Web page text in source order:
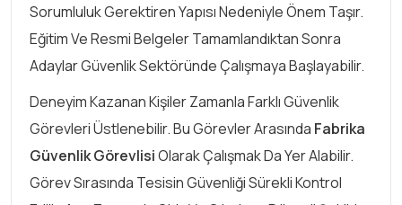
Sorumluluk Gerektiren Yapısı Nedeniyle Önem Taşır.
Eğitim Ve Resmi Belgeler Tamamlandıktan Sonra
Adaylar Güvenlik Sektöründe Çalışmaya Başlayabilir.
Deneyim Kazanan Kişiler Zamanla Farklı Güvenlik
Görevleri Üstlenebilir. Bu Görevler Arasında Fabrika
Güvenlik GörevlisiOlarak Çalışmak Da Yer Alabilir.
Görev Sırasında Tesisin Güvenliği Sürekli Kontrol